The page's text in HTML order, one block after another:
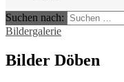
Suchen nach:
Bildergalerie
Bilder Döben